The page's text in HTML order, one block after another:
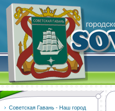
Советская Гавань - Наш город